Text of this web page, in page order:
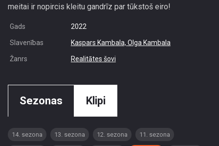
meitai ir nopircis kleitu gandrīz par tūkstoš eiro!
Gads 2022
Slavenības Kaspars Kambala, Olga Kambala
Žanrs Realitātes šovi
Sezonas Klipi
14. sezona 13. sezona 12. sezona 11. sezona